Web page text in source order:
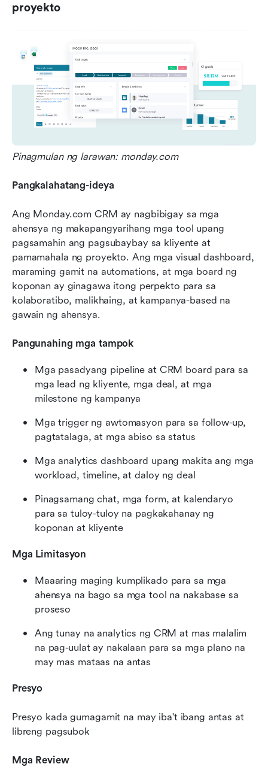
proyekto
Pinagmulan ng larawan: monday.com
Pangkalahatang-ideya
Ang Monday.com CRM ay nagbibigay sa mga
ahensya ng makapangyarihang mga tool upang
pagsamahin ang pagsubaybay sa kliyente at
pamamahala ng proyekto. Ang mga visual dashboard,
maraming gamit na automations, at mga board ng
koponan ay ginagawa itong perpekto para sa
kolaboratibo, malikhaing, at kampanya-based na
gawain ng ahensya.
Pangunahing mga tampok
Mga pasadyang pipeline at CRM board para sa
mga lead ng kliyente, mga deal, at mga
milestone ng kampanya
Mga trigger ng awtomasyon para sa follow-up,
pagtatalaga, at mga abiso sa status
Mga analytics dashboard upang makita ang mga
workload, timeline, at daloy ng deal
Pinagsamang chat, mga form, at kalendaryo
para sa tuloy-tuloy na pagkakahanay ng
koponan at kliyente
Mga Limitasyon
Maaaring maging kumplikado para sa mga
ahensya na bago sa mga tool na nakabase sa
proseso
Ang tunay na analytics ng CRM at mas malalim
na pag-uulat ay nakalaan para sa mga plano na
may mas mataas na antas
Presyo
Presyo kada gumagamit na may iba't ibang antas at
libreng pagsubok
Mga Review